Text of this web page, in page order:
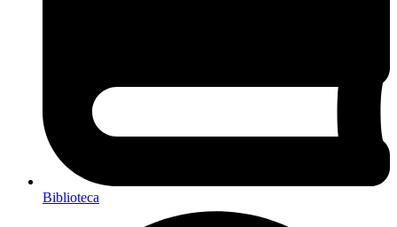
Biblioteca